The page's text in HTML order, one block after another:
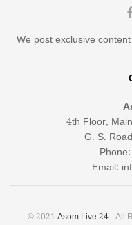
We post exclusive
4th Floor,
G. S.
Email:
© 2021 Asom Live 24- All